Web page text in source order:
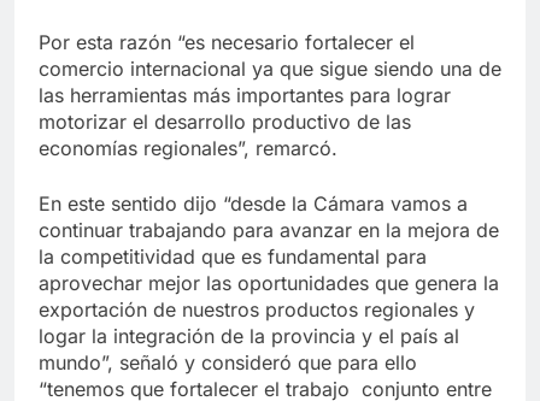
Por esta razón “es necesario fortalecer el
comercio internacional ya que sigue siendo una de
las herramientas más importantes para lograr
motorizar el desarrollo productivo de las
economías regionales”, remarcó.
En este sentido dijo “desde la Cámara vamos a
continuar trabajando para avanzar en la mejora de
la competitividad que es fundamental para
aprovechar mejor las oportunidades que genera la
exportación de nuestros productos regionales y
logar la integración de la provincia y el país al
mundo”, señaló y consideró que para ello
“tenemos que fortalecer el trabajo conjunto entre